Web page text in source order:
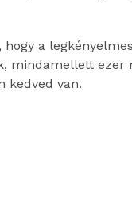
a
mindamellett ezer
kedved van.